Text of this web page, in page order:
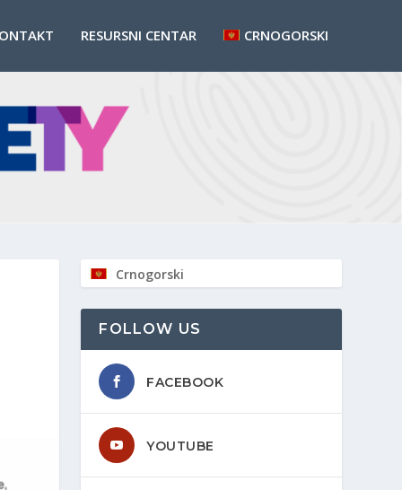
RESURSNI CENTAR CRNOGORSKI
Crnogorski
FOLLOW US
FACEBOOK
YOUTUBE